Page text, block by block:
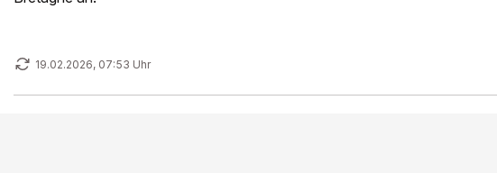
19.02.2026, 07:53 Uhr